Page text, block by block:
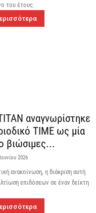
του έτους.
αναγνωρίστηκε
TIME ως μία
βιώσιμες...
2026
ανακοίνωση, η διάκριση αυτή
επιδόσεων σε έναν δείκτη